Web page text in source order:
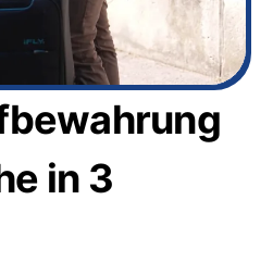
in 3